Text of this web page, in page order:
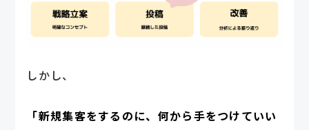
しかし、
「新規集客をするのに、何から手をつけていい